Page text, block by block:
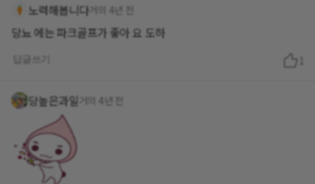
노력해봅니다거의 4년 전
당뇨 에는 파크골프가 좋아 요 도하
답글쓰기 1
당높은과일 거의 4년 전